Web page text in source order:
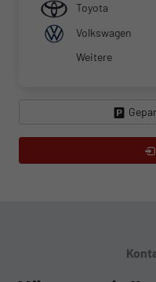
Toyota
Volkswagen
Weitere